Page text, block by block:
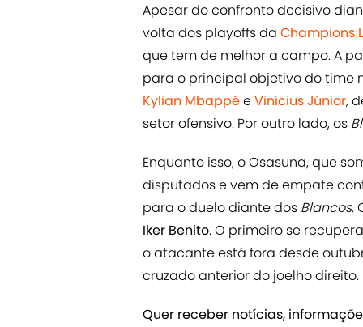
Apesar do confronto decisivo
volta dos playoffs da Champions
que tem de melhor a campo. A
para o principal objetivo do time
Kylian MbappéeVinícius Júnior,
setor ofensivo. Por outro lado, os
Enquanto isso, o Osasuna, que
disputados e vem de empate
para o duelo diante dos Blancos.
Iker Benito. O primeiro se
o atacante está fora desde
cruzado anterior do joelho direito.
Quer receber notícias,